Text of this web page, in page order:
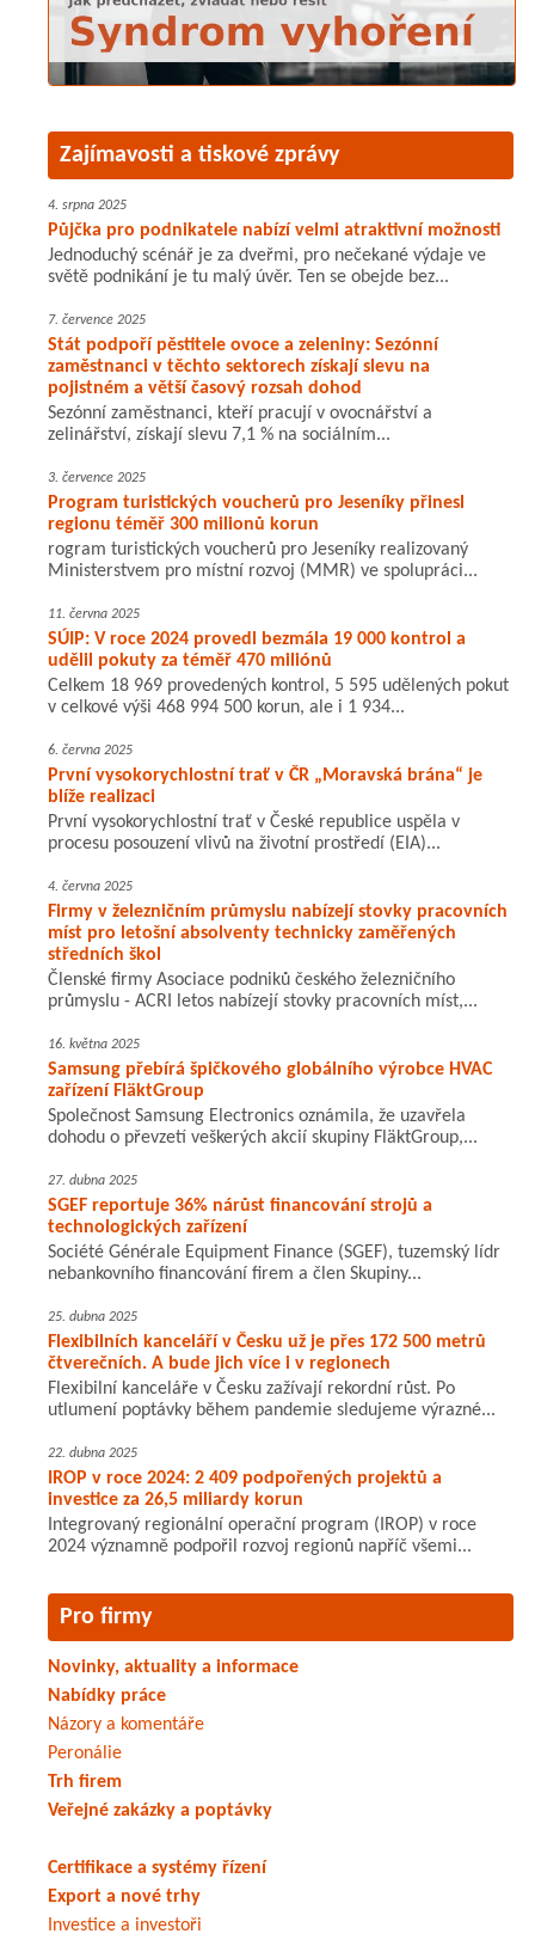
Zajímavosti a tiskové zprávy
4. srpna 2025
Půjčka pro podnikatele nabízí velmi atraktivní možnosti
Jednoduchý scénář je za dveřmi, pro nečekané výdaje ve
světě podnikání je tu malý úvěr. Ten se obejde bez...
7. července 2025
Stát podpoří pěstitele ovoce a zeleniny: Sezónní
zaměstnanci v těchto sektorech získají slevu na
pojistném a větší časový rozsah dohod
Sezónní zaměstnanci, kteří pracují v ovocnářství a
zelinářství, získají slevu 7,1 % na sociálním...
3. července 2025
Program turistických voucherů pro Jeseníky přinesl
regionu téměř 300 milionů korun
rogram turistických voucherů pro Jeseníky realizovaný
Ministerstvem pro místní rozvoj (MMR) ve spolupráci...
11. června 2025
SÚIP: V roce 2024 provedl bezmála 19 000 kontrol a
udělil pokuty za téměř 470 miliónů
Celkem 18 969 provedených kontrol, 5 595 udělených pokut
v celkové výši 468 994 500 korun, ale i 1 934...
6. června 2025
První vysokorychlostní trať v ČR „Moravská brána“ je
blíže realizaci
První vysokorychlostní trať v České republice uspěla v
procesu posouzení vlivů na životní prostředí (EIA)...
4. června 2025
Firmy v železničním průmyslu nabízejí stovky pracovních
míst pro letošní absolventy technicky zaměřených
středních škol
Členské firmy Asociace podniků českého železničního
průmyslu - ACRI letos nabízejí stovky pracovních míst,...
16. května 2025
Samsung přebírá špičkového globálního výrobce HVAC
zařízení FläktGroup
Společnost Samsung Electronics oznámila, že uzavřela
dohodu o převzetí veškerých akcií skupiny FläktGroup,...
27. dubna 2025
SGEF reportuje 36% nárůst financování strojů a
technologických zařízení
Société Générale Equipment Finance (SGEF), tuzemský lídr
nebankovního financování firem a člen Skupiny...
25. dubna 2025
Flexibilních kanceláří v Česku už je přes 172 500 metrů
čtverečních. A bude jich více i v regionech
Flexibilní kanceláře v Česku zažívají rekordní růst. Po
utlumení poptávky během pandemie sledujeme výrazné...
22. dubna 2025
IROP v roce 2024: 2 409 podpořených projektů a
investice za 26,5 miliardy korun
Integrovaný regionální operační program (IROP) v roce
2024 významně podpořil rozvoj regionů napříč všemi...
Pro firmy
Novinky, aktuality a informace
Nabídky práce
Názory a komentáře
Peronálie
Trh firem
Veřejné zakázky a poptávky
Certifikace a systémy řízení
Export a nové trhy
Investice a investoři